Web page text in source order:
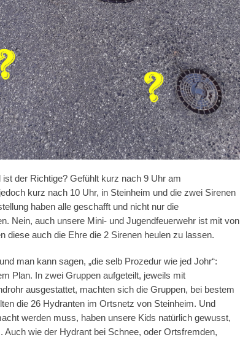
der Richtige? Gefühlt kurz nach 9 Uhr am
kurz nach 10 Uhr, in Steinheim und die zwei Sirenen
haben alle geschafft und nicht nur die
Nein, auch unsere Mini- und Jugendfeuerwehr ist mit von
diese auch die Ehre die 2 Sirenen heulen zu lassen.
man kann sagen, „die selb Prozedur wie jed Johr“:
Plan. In zwei Gruppen aufgeteilt, jeweils mit
ausgestattet, machten sich die Gruppen, bei bestem
die 26 Hydranten im Ortsnetz von Steinheim. Und
werden muss, haben unsere Kids natürlich gewusst,
. Auch wie der Hydrant bei Schnee, oder Ortsfremden,